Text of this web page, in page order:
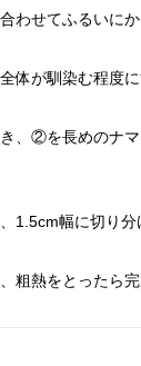
わせてふるいに
体が馴染む程度に
、②を長めのナ
1.5cm幅に切り
粗熱をとったら完